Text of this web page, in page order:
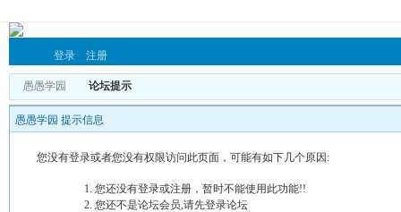
登录 注册
愚愚学园 论坛提示
愚愚学园 提示信息
您没有登录或者您没有权限访问此页面，可能有如下几个原因:
您还没有登录或注册，暂时不能使用此功能!!
您还不是论坛会员,请先登录论坛